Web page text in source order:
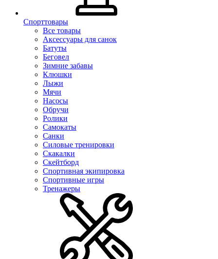
Спорттовары
Все товары
Аксессуары для санок
Батуты
Беговел
Зимние забавы
Клюшки
Лыжи
Мячи
Насосы
Обручи
Ролики
Самокаты
Санки
Силовые тренировки
Скакалки
Скейтборд
Спортивная экипировка
Спортивные игры
Тренажеры